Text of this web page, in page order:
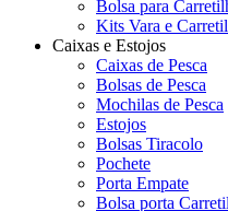
Bolsa para
Kits Vara e
Caixas e Estojos
Caixas de Pesca
Bolsas de Pesca
Mochilas de Pesca
Estojos
Bolsas Tiracolo
Pochete
Porta Empate
Bolsa porta